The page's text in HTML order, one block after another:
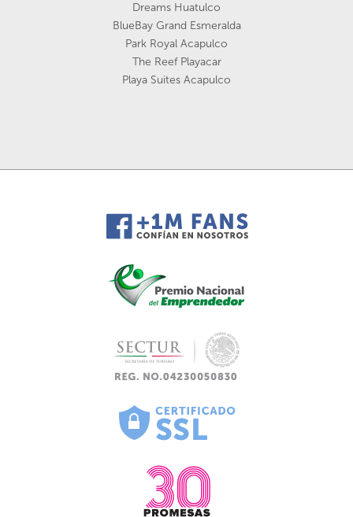
Dreams Huatulco
BlueBay Grand Esmeralda
Park Royal Acapulco
The Reef Playacar
Playa Suites Acapulco